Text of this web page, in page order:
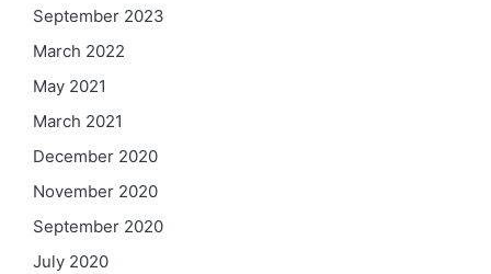
September 2023
March 2022
May 2021
March 2021
December 2020
November 2020
September 2020
July 2020